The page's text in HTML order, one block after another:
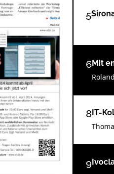
5
6Mit
8IT-
9